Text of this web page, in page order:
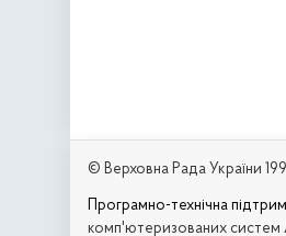
© Верховна Рада України
Програмно-технічна
комп'ютеризованих систем